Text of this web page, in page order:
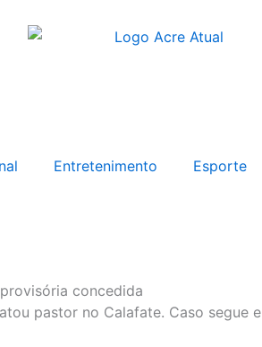
Entretenimento Esporte
concedida
pastor no Calafate. Caso segue